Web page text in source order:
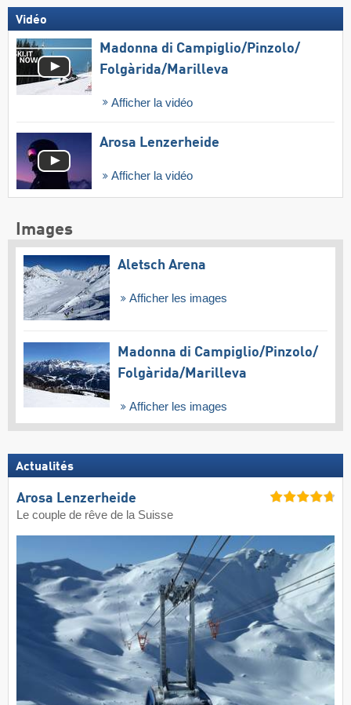
Vidéo
Madonna di Campiglio/​Pinzolo/​
Folgàrida/​Marilleva
Afficher la vidéo
Arosa Lenzerheide
Afficher la vidéo
Images
Aletsch Arena
Afficher les images
Madonna di Campiglio/​Pinzolo/​
Folgàrida/​Marilleva
Afficher les images
Actualités
Arosa Lenzerheide
Le couple de rêve de la Suisse